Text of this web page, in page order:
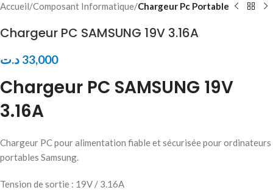
Accueil Composant Informatique Chargeur Pc Portable
Chargeur PC SAMSUNG 19V 3.16A
33,000 د.ت
Chargeur PC SAMSUNG 19V
3.16A
Chargeur PC pour alimentation fiable et sécurisée pour ordinateurs
portables Samsung.
Tension de sortie : 19V / 3.16A